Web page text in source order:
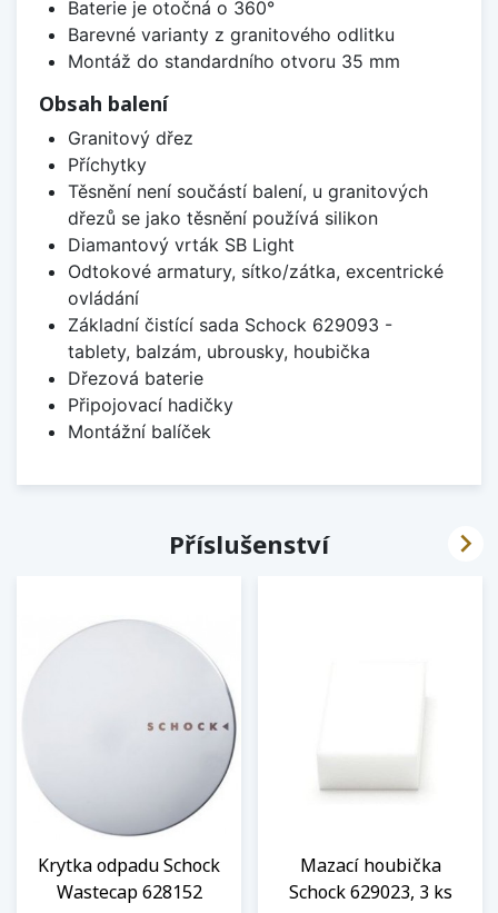
Baterie je otočná o 360°
Barevné varianty z granitového odlitku
Montáž do standardního otvoru 35 mm
Obsah balení
Granitový dřez
Příchytky
Těsnění není součástí balení, u granitových
dřezů se jako těsnění používá silikon
Diamantový vrták SB Light
Odtokové armatury, sítko/zátka, excentrické
ovládání
Základní čistící sada Schock 629093 -
tablety, balzám, ubrousky, houbička
Dřezová baterie
Připojovací hadičky
Montážní balíček
Příslušenství
Krytka odpadu Schock
Wastecap 628152
Mazací houbička
Schock 629023, 3 ks
